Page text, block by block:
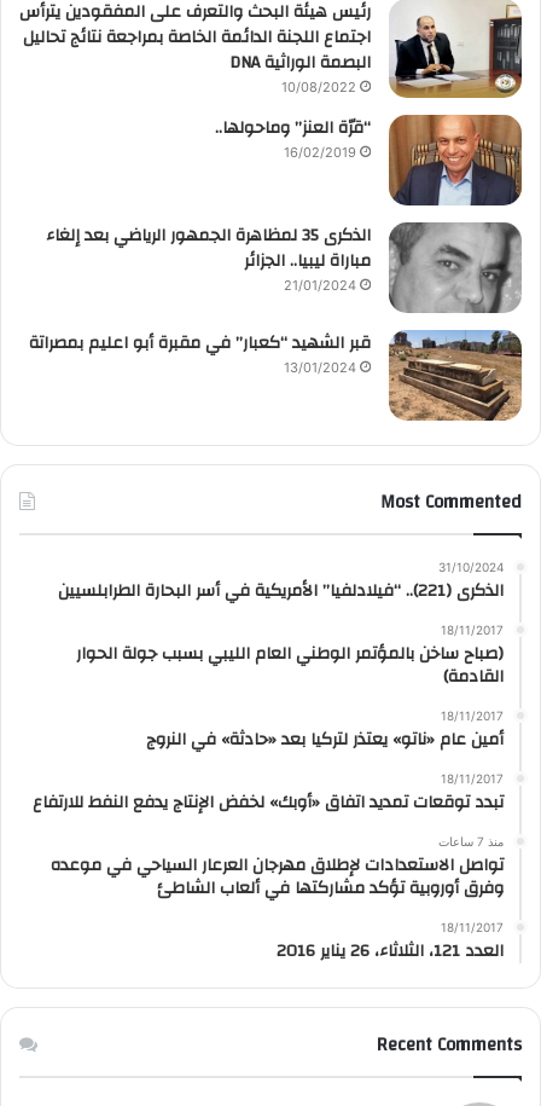
رئيس هيئة البحث والتعرف على المفقودين يترأس
اجتماع اللجنة الدائمة الخاصة بمراجعة نتائج تحاليل
البصمة الوراثية DNA
10/08/2022
“قرّة العنز” وماحولها..
16/02/2019
الذكرى 35 لمظاهرة الجمهور الرياضي بعد إلغاء
مباراة ليبيا.. الجزائر
21/01/2024
قبر الشهيد “كعبار” في مقبرة أبو اعليم بمصراتة
13/01/2024
Most Commented
31/10/2024
الذكرى (221).. “فيلادلفيا” الأمريكية في أسر البحارة الطرابلسيين
18/11/2017
(صباح ساخن بالمؤتمر الوطني العام الليبي بسبب جولة الحوار
القادمة)
18/11/2017
أمين عام «ناتو» يعتذر لتركيا بعد «حادثة» في النروج
18/11/2017
تبدد توقعات تمديد اتفاق «أوبك» لخفض الإنتاج يدفع النفط للارتفاع
منذ 7 ساعات
تواصل الاستعدادات لإطلاق مهرجان العرعار السياحي في موعده
وفرق أوروبية تؤكد مشاركتها في ألعاب الشاطئ
18/11/2017
العدد 121، الثلاثاء، 26 يناير 2016
Recent Comments